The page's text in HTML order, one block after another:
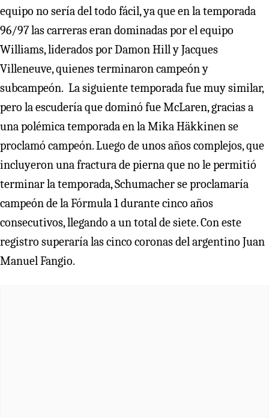
equipo no sería del todo fácil, ya que en la temporada
96/97 las carreras eran dominadas por el equipo
Williams, liderados por Damon Hill y Jacques
Villeneuve, quienes terminaron campeón y
subcampeón. La siguiente temporada fue muy similar,
pero la escudería que dominó fue McLaren, gracias a
una polémica temporada en la Mika Häkkinen se
proclamó campeón. Luego de unos años complejos, que
incluyeron una fractura de pierna que no le permitió
terminar la temporada, Schumacher se proclamaría
campeón de la Fórmula 1 durante cinco años
consecutivos, llegando a un total de siete. Con este
registro superaría las cinco coronas del argentino Juan
Manuel Fangio.